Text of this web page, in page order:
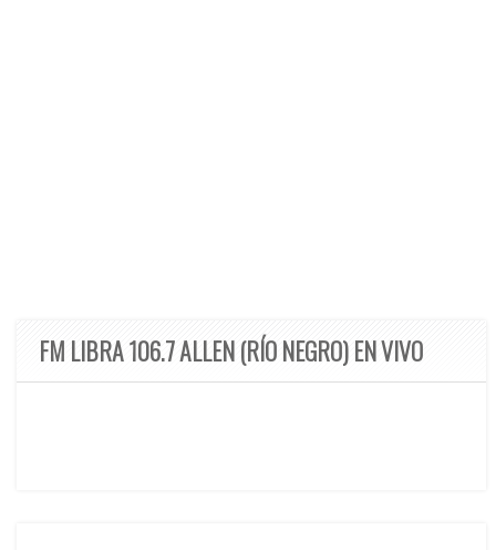
FM LIBRA 106.7 ALLEN (RÍO NEGRO) EN VIVO